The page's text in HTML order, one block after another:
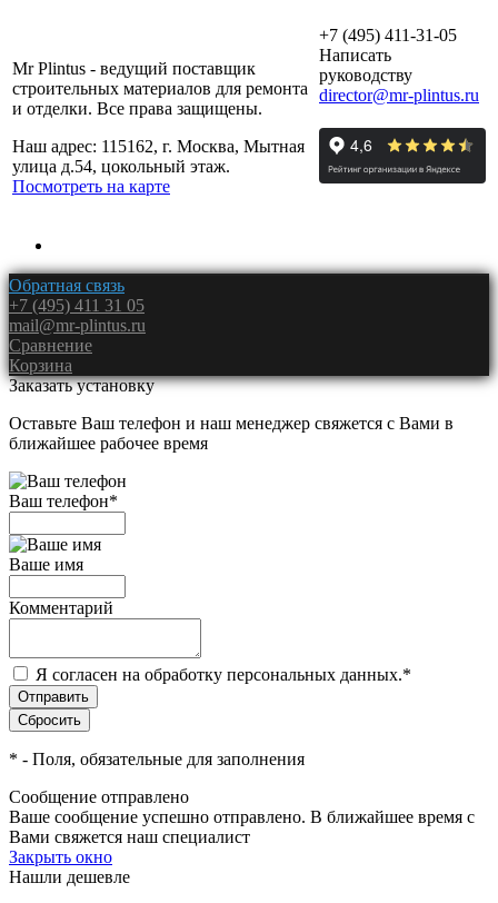
Mr Plintus - ведущий поставщик
строительных материалов для ремонта
и отделки. Все права защищены.
Наш адрес: 115162, г. Москва, Мытная
улица д.54, цокольный этаж.
Посмотреть на карте
+7 (495) 411-31-05
Написать
руководству
director@mr-plintus.ru
Обратная связь
+7 (495) 411 31 05
mail@mr-plintus.ru
Сравнение
Корзина
Заказать установку
Оставьте Ваш телефон и наш менеджер свяжется с Вами в
ближайшее рабочее время
Ваш телефон*
Ваше имя
Комментарий
Я согласен на обработку персональных данных.*
* - Поля, обязательные для заполнения
Сообщение отправлено
Ваше сообщение успешно отправлено. В ближайшее время с
Вами свяжется наш специалист
Закрыть окно
Нашли дешевле